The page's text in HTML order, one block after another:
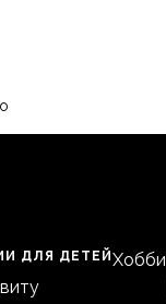
ДЛЯ ДЕТЕЙ Хобби